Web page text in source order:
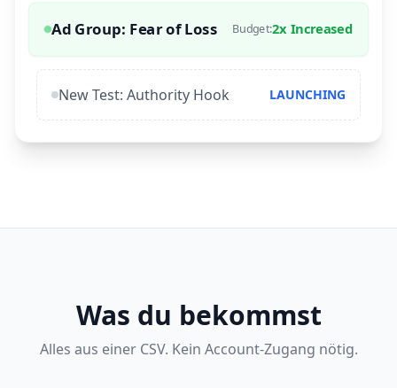
Ad Group: Fear of Loss Budget:2x Increased
New Test: Authority Hook LAUNCHING
Was du bekommst
Alles aus einer CSV. Kein Account-Zugang nötig.